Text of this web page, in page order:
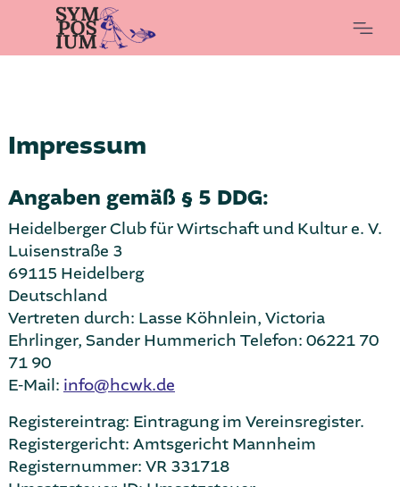
Impressum
Angaben gemäß § 5 DDG:
Heidelberger Club für Wirtschaft und Kultur e. V.
Luisenstraße 3
69115 Heidelberg
Deutschland
Vertreten durch: Lasse Köhnlein, Victoria
Ehrlinger, Sander Hummerich Telefon: 06221 70
71 90
E-Mail: info@hcwk.de
Registereintrag: Eintragung im Vereinsregister.
Registergericht: Amtsgericht Mannheim
Registernummer: VR 331718